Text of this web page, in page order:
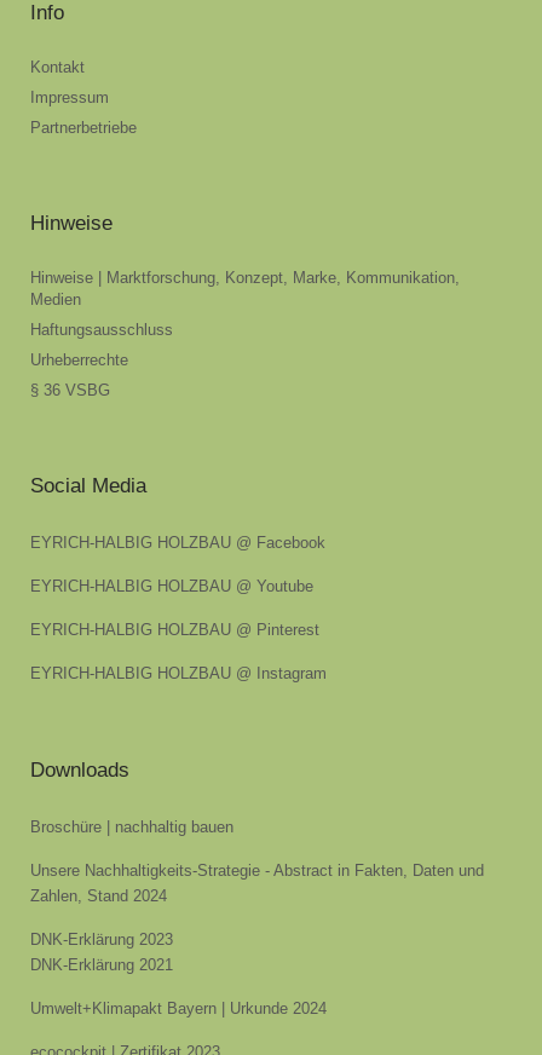
Info
Kontakt
Impressum
Partnerbetriebe
Hinweise
Hinweise | Marktforschung, Konzept, Marke, Kommunikation,
Medien
Haftungsausschluss
Urheberrechte
§ 36 VSBG
Social Media
EYRICH-HALBIG HOLZBAU @ Facebook
EYRICH-HALBIG HOLZBAU @ Youtube
EYRICH-HALBIG HOLZBAU @ Pinterest
EYRICH-HALBIG HOLZBAU @ Instagram
Downloads
Broschüre | nachhaltig bauen
Unsere Nachhaltigkeits-Strategie - Abstract in Fakten, Daten und
Zahlen, Stand 2024
DNK-Erklärung 2023
DNK-Erklärung 2021
Umwelt+Klimapakt Bayern | Urkunde 2024